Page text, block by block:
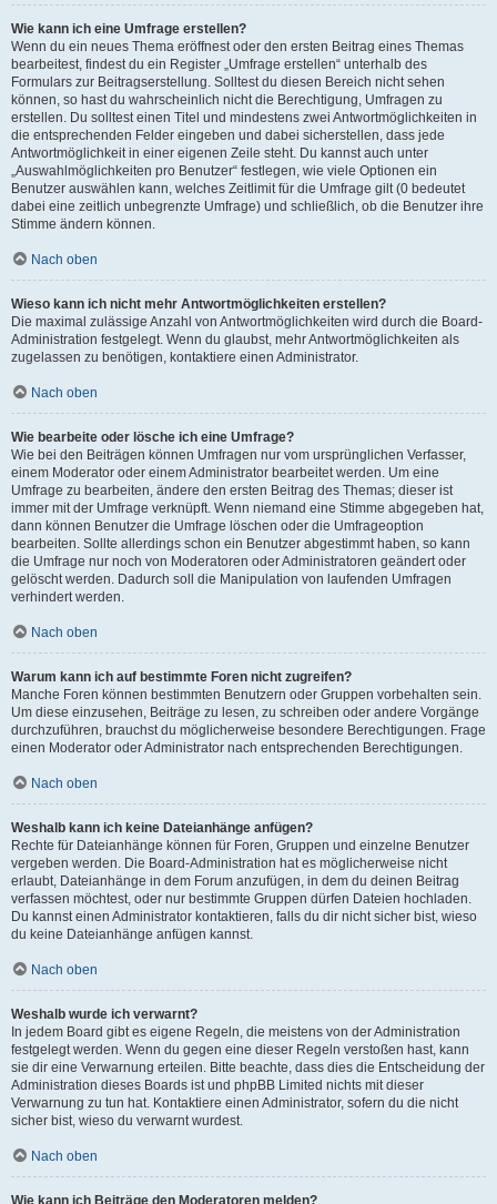
Wie kann ich eine Umfrage erstellen?
Wenn du ein neues Thema eröffnest oder den ersten Beitrag eines Themas
bearbeitest, findest du ein Register „Umfrage erstellen“ unterhalb des
Formulars zur Beitragserstellung. Solltest du diesen Bereich nicht sehen
können, so hast du wahrscheinlich nicht die Berechtigung, Umfragen zu
erstellen. Du solltest einen Titel und mindestens zwei Antwortmöglichkeiten in
die entsprechenden Felder eingeben und dabei sicherstellen, dass jede
Antwortmöglichkeit in einer eigenen Zeile steht. Du kannst auch unter
„Auswahlmöglichkeiten pro Benutzer“ festlegen, wie viele Optionen ein
Benutzer auswählen kann, welches Zeitlimit für die Umfrage gilt (0 bedeutet
dabei eine zeitlich unbegrenzte Umfrage) und schließlich, ob die Benutzer ihre
Stimme ändern können.
Nach oben
Wieso kann ich nicht mehr Antwortmöglichkeiten erstellen?
Die maximal zulässige Anzahl von Antwortmöglichkeiten wird durch die Board-
Administration festgelegt. Wenn du glaubst, mehr Antwortmöglichkeiten als
zugelassen zu benötigen, kontaktiere einen Administrator.
Nach oben
Wie bearbeite oder lösche ich eine Umfrage?
Wie bei den Beiträgen können Umfragen nur vom ursprünglichen Verfasser,
einem Moderator oder einem Administrator bearbeitet werden. Um eine
Umfrage zu bearbeiten, ändere den ersten Beitrag des Themas; dieser ist
immer mit der Umfrage verknüpft. Wenn niemand eine Stimme abgegeben hat,
dann können Benutzer die Umfrage löschen oder die Umfrageoption
bearbeiten. Sollte allerdings schon ein Benutzer abgestimmt haben, so kann
die Umfrage nur noch von Moderatoren oder Administratoren geändert oder
gelöscht werden. Dadurch soll die Manipulation von laufenden Umfragen
verhindert werden.
Nach oben
Warum kann ich auf bestimmte Foren nicht zugreifen?
Manche Foren können bestimmten Benutzern oder Gruppen vorbehalten sein.
Um diese einzusehen, Beiträge zu lesen, zu schreiben oder andere Vorgänge
durchzuführen, brauchst du möglicherweise besondere Berechtigungen. Frage
einen Moderator oder Administrator nach entsprechenden Berechtigungen.
Nach oben
Weshalb kann ich keine Dateianhänge anfügen?
Rechte für Dateianhänge können für Foren, Gruppen und einzelne Benutzer
vergeben werden. Die Board-Administration hat es möglicherweise nicht
erlaubt, Dateianhänge in dem Forum anzufügen, in dem du deinen Beitrag
verfassen möchtest, oder nur bestimmte Gruppen dürfen Dateien hochladen.
Du kannst einen Administrator kontaktieren, falls du dir nicht sicher bist, wieso
du keine Dateianhänge anfügen kannst.
Nach oben
Weshalb wurde ich verwarnt?
In jedem Board gibt es eigene Regeln, die meistens von der Administration
festgelegt werden. Wenn du gegen eine dieser Regeln verstoßen hast, kann
sie dir eine Verwarnung erteilen. Bitte beachte, dass dies die Entscheidung der
Administration dieses Boards ist und phpBB Limited nichts mit dieser
Verwarnung zu tun hat. Kontaktiere einen Administrator, sofern du die nicht
sicher bist, wieso du verwarnt wurdest.
Nach oben